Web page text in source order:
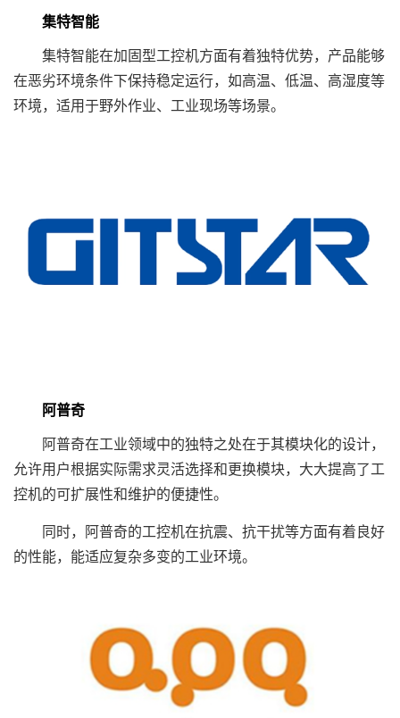
集特智能
集特智能在加固型工控机方面有着独特优势，产品能够
在恶劣环境条件下保持稳定运行，如高温、低温、高湿度等
环境，适用于野外作业、工业现场等场景。
阿普奇
阿普奇在工业领域中的独特之处在于其模块化的设计，
允许用户根据实际需求灵活选择和更换模块，大大提高了工
控机的可扩展性和维护的便捷性。
同时，阿普奇的工控机在抗震、抗干扰等方面有着良好
的性能，能适应复杂多变的工业环境。